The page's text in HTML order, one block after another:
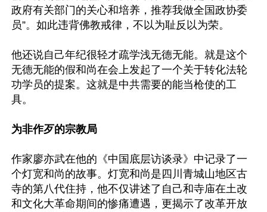
政府有关部门的关心和培养，推荐我做全国政协委
员”。如此违背佛教戒律，不以为耻反以为荣。
他还说自己年纪很轻才疏学浅无德无能。就是这个
无德无能的假和尚在会上发起了一个关于转化法轮
功学员的提案。这就是中共需要的能当枪使的工
具。
为非作歹的宗教局
作家廖亦武在他的《中国底层访谈录》中记录了一
个灯宽和尚的故事。灯宽和尚是四川青城山地区古
寺的第八代住持，他不仅讲述了自己和寺庙在土改
和文化大革命期间的惨痛遭遇，更揭示了改革开放